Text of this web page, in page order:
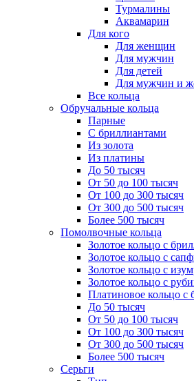
Турмалины
Аквамарин
Для кого
Для женщин
Для мужчин
Для детей
Для мужчин и
Все кольца
Обручальные кольца
Парные
С бриллиантами
Из золота
Из платины
До 50 тысяч
От 50 до 100 тысяч
От 100 до 300 тысяч
От 300 до 500 тысяч
Более 500 тысяч
Помолвочные кольца
Золотое кольцо с
Золотое кольцо с
Золотое кольцо с
Золотое кольцо с
Платиновое кольцо с
До 50 тысяч
От 50 до 100 тысяч
От 100 до 300 тысяч
От 300 до 500 тысяч
Более 500 тысяч
Серьги